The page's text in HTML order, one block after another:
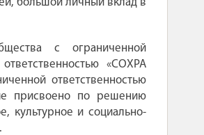
большой личный вклад в
с ограниченной
«СОХРА
ответственностью
присвоено по решению
культурное и социально-